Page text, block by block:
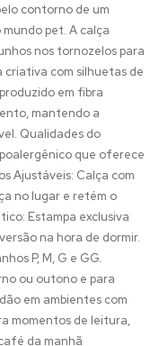
contorno de um
pet. A calça
nos tornozelos para
com silhuetas de
em fibra
mantendo a
Qualidades do
que oferece
Ajustáveis: Calça com
no lugar e retém o
Estampa exclusiva
na hora de dormir.
P, M, G e GG.
ou outono e para
em ambientes com
momentos de leitura,
da manhã